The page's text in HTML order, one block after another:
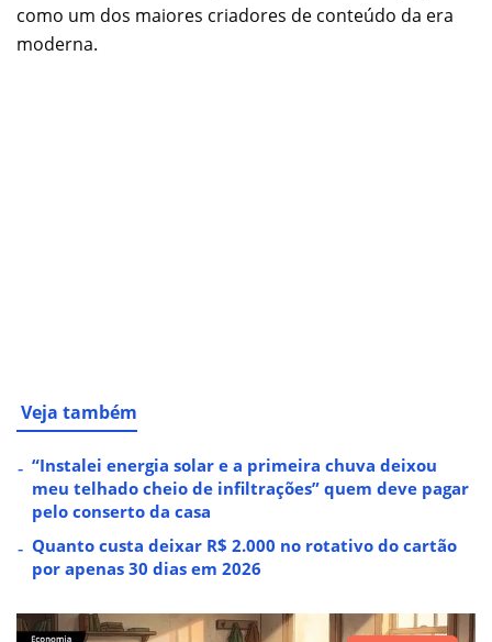
como um dos maiores criadores de conteúdo da era
moderna.
Veja também
“Instalei energia solar e a primeira chuva deixou
meu telhado cheio de infiltrações” quem deve pagar
pelo conserto da casa
Quanto custa deixar R$ 2.000 no rotativo do cartão
por apenas 30 dias em 2026